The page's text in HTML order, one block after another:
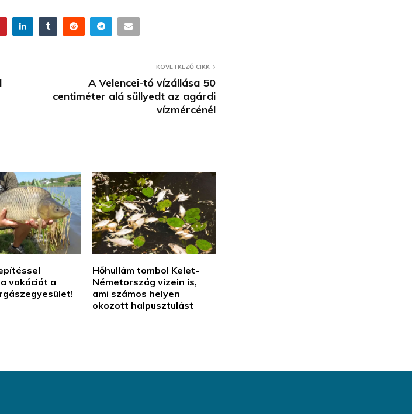
KÖVETKEZŐ CIKK
A Velencei-tó vízállása 50
centiméter alá süllyedt az agárdi
vízmércénél
vakációt a
Hőhullám tombol Kelet-
Németország vizein is,
ami számos helyen
okozott halpusztulást